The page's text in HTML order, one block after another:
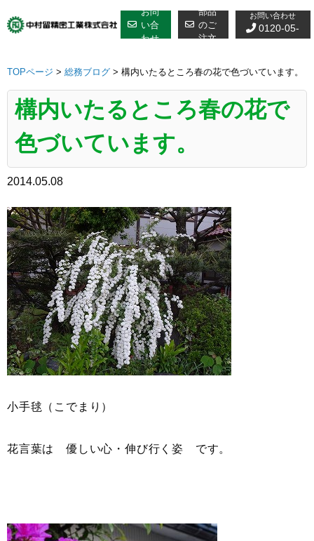
to
お問
い合
わせ
部品
のご
注文
お問い合わせ
0120-05-
TOPページ > 総務ブログ > 構内いたるところ春の花で色づいています。
構内いたるところ春の花で
色づいています。
2014.05.08
小手毬（こでまり）
花言葉は 優しい心・伸び行く姿 です。